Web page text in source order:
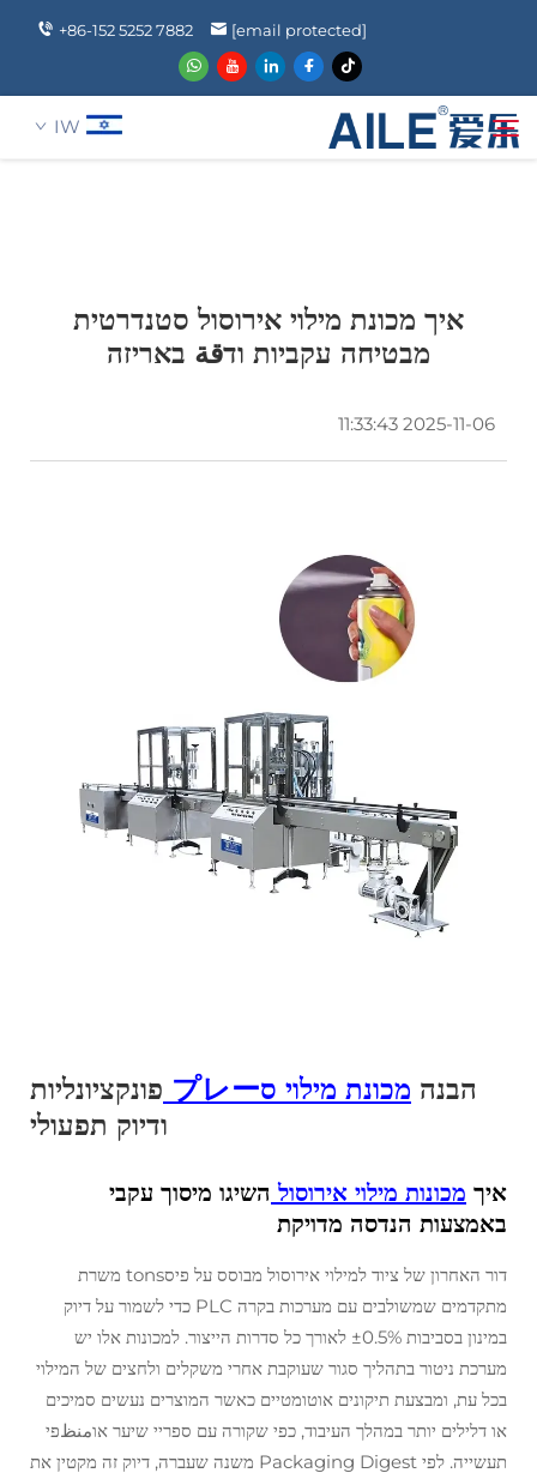
+86-152 5252 7882 [email protected]
IW
מוצרים
חֲדָשִים
לְהִתְחַבֵּר אֵלֵינוּ
איך מכונת מילוי אירוסול סטנדרטית
מבטיחה עקביות ודقة באריזה
2025-11-06 11:33:43
הבנה מכונת מילוי סプレー
פונקציונליות
ודיוק תפעולי
איך מכונות מילוי אירוסול השיגו מיסוך עקבי
באמצעות הנדסה מדויקת
דור האחרון של ציוד למילוי אירוסול מבוסס על פיסtons משרת
מתקדמים שמשולבים עם מערכות בקרה PLC כדי לשמור על דיוק
במינון בסביבות ±0.5% לאורך כל סדרות הייצור. למכונות אלו יש
מערכת ניטור בתהליך סגור שעוקבת אחרי משקלים ולחצים של המילוי
בכל עת, ומבצעת תיקונים אוטומטיים כאשר המוצרים נעשים סמיכים
או דלילים יותר במהלך העיבוד, כפי שקורה עם ספריי שיער אוمنظפי
תעשייה. לפי Packaging Digest משנה שעברה, דיוק זה מקטין את